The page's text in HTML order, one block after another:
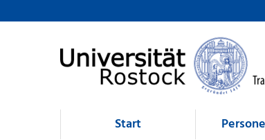
Browsen
direkt zum Inhalt
Start